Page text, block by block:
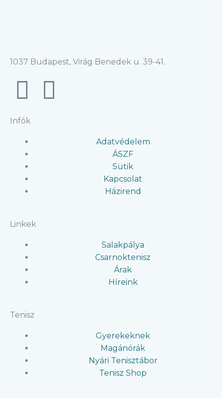
1037 Budapest, Virág Benedek u. 39-41.
F
a
c
e
b
o
o
k
I
Infók
Adatvédelem
ÁSZF
Sütik
Kapcsolat
Házirend
Linkek
Salakpálya
Csarnoktenisz
Árak
Híreink
Tenisz
Gyerekeknek
Magánórák
Nyári Tenisztábor
Tenisz Shop